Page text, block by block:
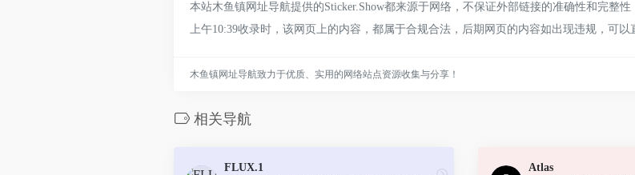
本站木鱼镇网址导航提供的Sticker.Show都来源于网络，不保证外部链接的准确性和完整
上午10:39收录时，该网页上的内容，都属于合规合法，后期网页的内容如出现违规，可
木鱼镇网址导航致力于优质、实用的网络站点资源收集与分享！
相关导航
FLUX.1 Atlas